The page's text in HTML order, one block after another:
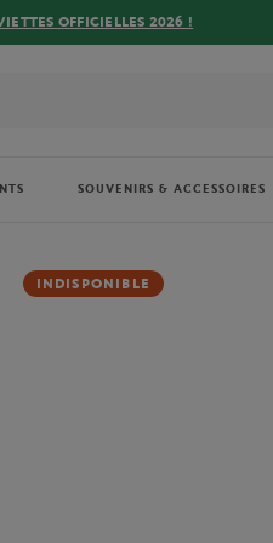
OFFICIELLES 2026 !
SOUVENIRS & ACCESSOIRES
INDISPONIBLE